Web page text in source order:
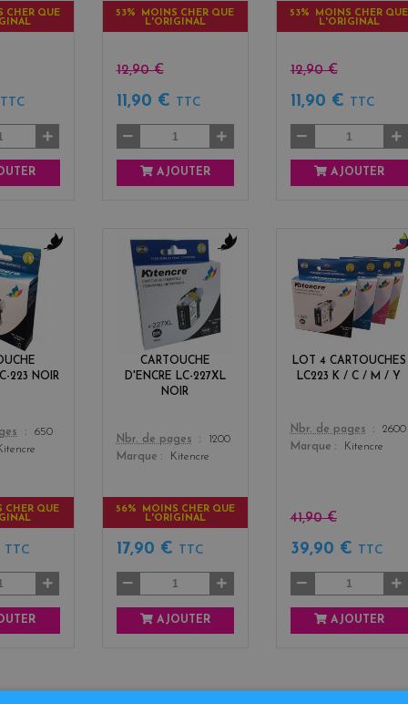
CHER QUE
TTC
53% MOINS CHER QUE
L'ORIGINAL
12,90 €
11,90 € TTC
AJOUTER
53% MOINS CHER QUE
L'ORIGINAL
12,90 €
11,90 € TTC
AJOUTER
223 NOIR
650
CHER QUE
TTC
CARTOUCHE
D'ENCRE LC-227XL
NOIR
Color
b
a
k
Nbr. de pages
1200
Marque
Kitencre
56% MOINS CHER QUE
L'ORIGINAL
17,90 € TTC
AJOUTER
LOT 4 CARTOUCHES
LC223 K / C / M / Y
Color
b
l
a
c
3
Nbr. de pages
2600
Marque
Kitencre
41,90 €
39,90 € TTC
AJOUTER